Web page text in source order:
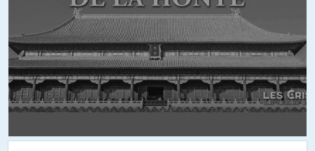
Iran et le complexe de supériorité permanent que les USA ont vis-à-
vis de ce pays.
+5 ALERTER